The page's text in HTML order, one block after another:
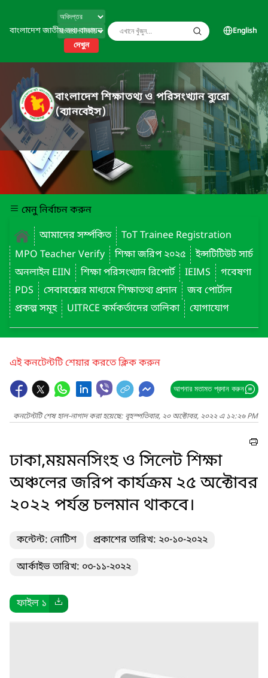
বাংলাদেশ জাতীয় তথ্য বাতায়ন
দেখুন
English
বাংলাদেশ শিক্ষাতথ্য ও পরিসংখ্যান ব্যুরো
(ব্যানবেইস)
মেনু নির্বাচন করুন
আমাদের সর্ম্পকিত
ToT Trainee Registration
MPO Teacher Verify
শিক্ষা জরিপ ২০২৫
ইন্সটিটিউট সার্চ
অনলাইন EIIN
শিক্ষা পরিসংখ্যান রিপোর্ট IEIMS
গবেষণা
PDS
সেবাবক্সের মাধ্যমে শিক্ষাতথ্য প্রদান
জব পোর্টাল
প্রকল্প সমূহ
UITRCE কর্মকর্তাদের তালিকা যোগাযোগ
এই কনটেন্টটি শেয়ার করতে ক্লিক করুন
আপনার মতামত প্রদান করুন
কনটেন্টটি শেষ হাল-নাগাদ করা হয়েছে: বৃহস্পতিবার, ২০ অক্টোবর, ২০২২ এ ১২:২৬ PM
ঢাকা,ময়মনসিংহ ও সিলেট শিক্ষা
অঞ্চলের জরিপ কার্যক্রম ২৫ অক্টোবর
২০২২ পর্যন্ত চলমান থাকবে।
কন্টেন্ট: নোটিশ প্রকাশের তারিখ: ২০-১০-২০২২
আর্কাইভ তারিখ: ০৩-১১-২০২২
ফাইল ১